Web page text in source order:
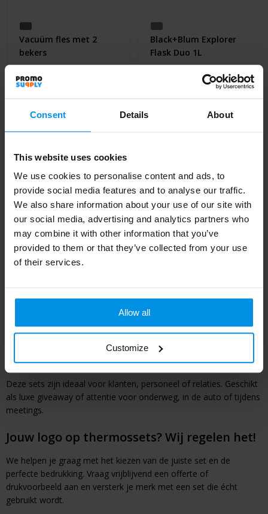
Consent Details About
This website uses cookies
We use cookies to personalise content and ads, to
provide social media features and to analyse our traffic.
We also share information about your use of our site with
our social media, advertising and analytics partners who
may combine it with other information that you’ve
provided to them or that they’ve collected from your use
of their services.
Allow all
Customize
Vacuüm fles met 2
bekers
4 werkdag(en)
Black+Blum Explorer
Flask Duo 1L
€ 41,96
4 werkdag(en)
Thermos fles & beker sets bedrukken met
jouw logo
Laat thermossets bedrukken met jouw logo voor een complete
en professionele uitstraling. Perfect als praktisch geschenk dat
elke dag opnieuw gebruikt wordt.
Waarom kiezen voor bedrukte
thermossets?
Een set met thermosfles en drinkbeker biedt comfort en gemak,
geschenk dat blijft hangen.
Thermossets als promotiemiddel
Deze sets zijn ideaal voor klanten, personeel of relaties. Geschikt
als luxe giveaway of attentie voor onderweg, in de auto of tijdens
meetings.
Jouw logo op thermossets? Wij regelen het!
We helpen je graag met het kiezen van de juiste set en de
perfecte bedrukking. Vraag vrijblijvend een offerte of
drukvoorbeeld aan en versterk je merk met een set die écht
gebruikt wordt.